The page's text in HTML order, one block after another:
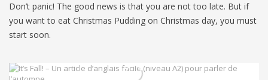
Don’t panic! The good news is that you are not too late. But if
you want to eat Christmas Pudding on Christmas day, you must
start soon.